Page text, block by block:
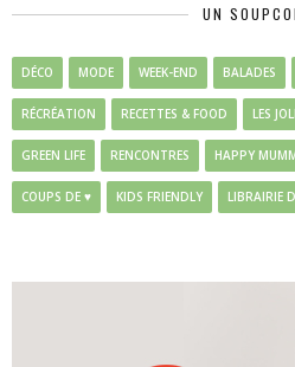
UN
DÉCO MODE WEEK-END BALADES
RÉCRÉATION RECETTES & FOOD LES
GREEN LIFE RENCONTRES HAPPY
COUPS DE ♥ KIDS FRIENDLY LIBRAIRIE